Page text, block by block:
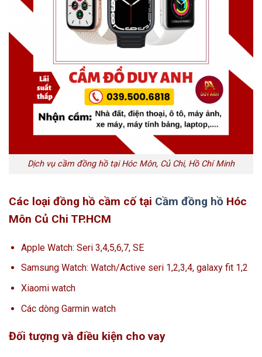
Dịch vụ cầm đồng hồ tại Hóc Môn, Củ Chi, Hồ Chí Minh
Các loại đồng hồ cầm cố tại Cầm đồng hồ Hóc
Môn Củ Chi TP.HCM
Apple Watch: Seri 3,4,5,6,7, SE
Samsung Watch: Watch/Active seri 1,2,3,4, galaxy fit 1,2
Xiaomi watch
Các dòng Garmin watch
Đối tượng và điều kiện cho vay